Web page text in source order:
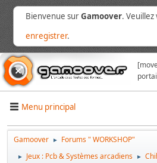
Bienvenue surGamoover.
enregistrer.
Menu principal
Gamoover ► Forums " WORKSHOP"
► Jeux : Pcb & Systèmes arcadiens ►